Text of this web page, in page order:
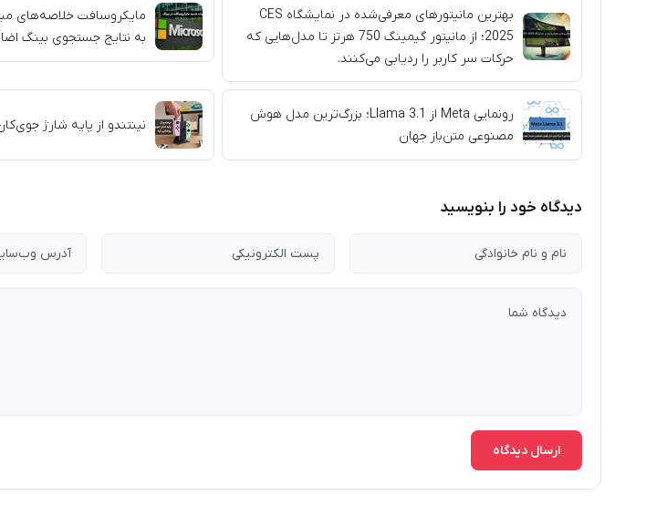
بهترین مانیتورهای معرفی‌شده در نمایشگاه CES
2025؛ از مانیتور گیمینگ 750 هرتز تا مدل‌هایی که
حرکات سر کاربر را ردیابی می‌کنند.
مایکروسافت خلاصه‌های
به نتایج جستجوی بینگ
رونمایی Meta از Llama 3.1؛ بزرگ‌ترین مدل هوش
مصنوعی متن‌باز جهان
نینتندو از پایه شارژ
دیدگاه خود را بنویسید
ارسال دیدگاه